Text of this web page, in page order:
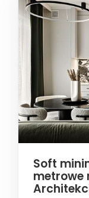
Soft
metrowe